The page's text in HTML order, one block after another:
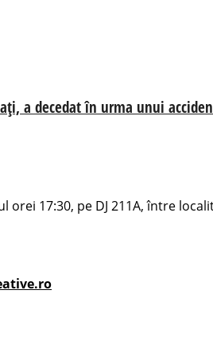
a decedat în urma unui
orei 17:30, pe DJ 211A, între